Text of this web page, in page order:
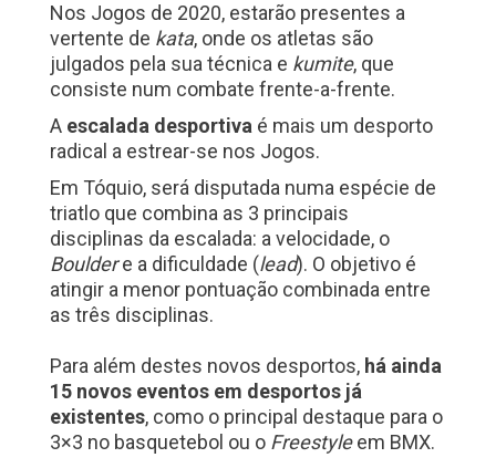
Nos Jogos de 2020, estarão presentes a
vertente de kata, onde os atletas são
julgados pela sua técnica e kumite, que
consiste num combate frente-a-frente.
Aescalada desportiva é mais um desporto
radical a estrear-se nos Jogos.
Em Tóquio, será disputada numa espécie de
triatlo que combina as 3 principais
disciplinas da escalada: a velocidade, o
Bouldere a dificuldade (lead). O objetivo é
atingir a menor pontuação combinada entre
as três disciplinas.
Para além destes novos desportos, há ainda
15 novos eventos em desportos já
existentes, como o principal destaque para o
3×3 no basquetebol ou o Freestyleem BMX.